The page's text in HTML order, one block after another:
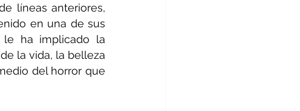
líneas anteriores,
en una de sus
le ha implicado la
la vida, la belleza
del horror que